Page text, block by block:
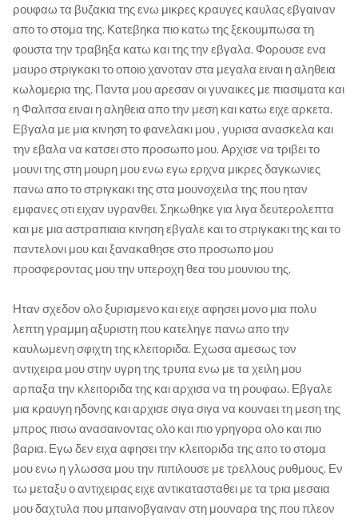
ρουφαω τα βυζακια της ενω μικρες κραυγες καυλας εβγαιναν
απο το στομα της. Κατεβηκα πιο κατω της ξεκουμπωσα τη
φουστα την τραβηξα κατω και της την εβγαλα. Φορουσε ενα
μαυρο στριγκακι το οποιο χανοταν στα μεγαλα ειναι η αληθεια
κωλομερια της. Παντα μου αρεσαν οι γυναικες με πιασιματα και
η Φαλιτσα ειναι η αληθεια απο την μεση και κατω ειχε αρκετα.
Εβγαλα με μια κινηση το φανελακι μου , γυρισα ανασκελα και
την εβαλα να κατσει στο προσωπο μου. Αρχισε να τριβει το
μουνι της στη μουρη μου ενω εγω εριχνα μικρες δαγκωνιες
πανω απο το στριγκακι της στα μουνοχειλα της που ηταν
εμφανες οτι ειχαν υγρανθει. Σηκωθηκε για λιγα δευτερολεπτα
και με μια αστραπιαια κινηση εβγαλε και το στριγκακι της και το
παντελονι μου και ξανακαθησε στο προσωπο μου
προσφεροντας μου την υπεροχη θεα του μουνιου της.
Ηταν σχεδον ολο ξυρισμενο και ειχε αφησει μονο μια πολυ
λεπτη γραμμη αξυριστη που κατεληγε πανω απο την
καυλωμενη σφιχτη της κλειτοριδα. Εχωσα αμεσως τον
αντιχειρα μου στην υγρη της τρυπα ενω με τα χειλη μου
αρπαξα την κλειτοριδα της και αρχισα να τη ρουφαω. Εβγαλε
μια κραυγη ηδονης και αρχισε σιγα σιγα να κουναει τη μεση της
μπρος πισω ανασαινοντας ολο και πιο γρηγορα ολο και πιο
βαρια. Εγω δεν ειχα αφησει την κλειτοριδα της απο το στομα
μου ενω η γλωσσα μου την πιπιλουσε με τρελλους ρυθμους. Εν
τω μεταξυ ο αντιχειρας ειχε αντικατασταθει με τα τρια μεσαια
μου δαχτυλα που μπαινοβγαιναν στη μουναρα της που πλεον